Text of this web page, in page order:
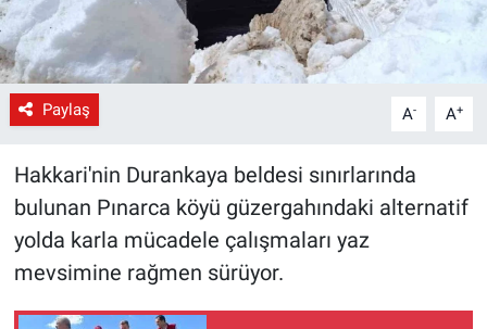
Paylaş A- A+
Hakkari'nin Durankaya beldesi sınırlarında
bulunan Pınarca köyü güzergahındaki alternatif
yolda karla mücadele çalışmaları yaz
mevsimine rağmen sürüyor.
Siyaset
Spor